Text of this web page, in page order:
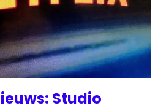
Studio